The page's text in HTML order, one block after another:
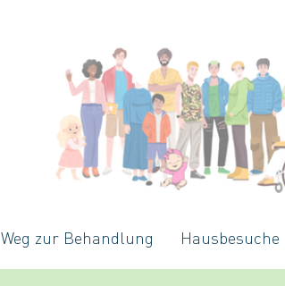
Weg zur Behandlung Hausbesuche